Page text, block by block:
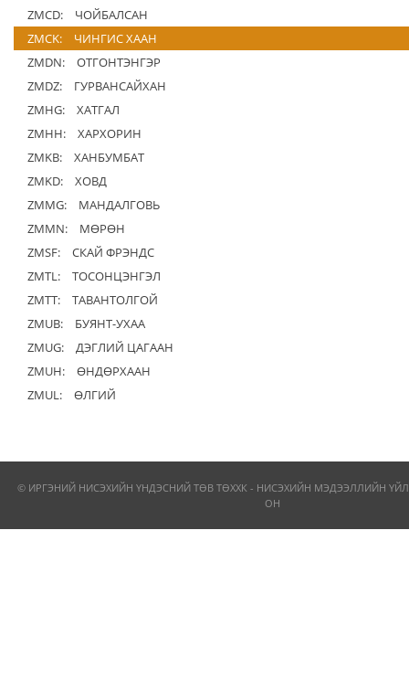
ZMCD:
ЧОЙБАЛСАН
ZMCK:
ЧИНГИС ХААН
ZMDN:
ОТГОНТЭНГЭР
ZMDZ:
ГУРВАНСАЙХАН
ZMHG:
ХАТГАЛ
ZMHH:
ХАРХОРИН
ZMKB:
ХАНБУМБАТ
ZMKD:
ХОВД
ZMMG:
МАНДАЛГОВЬ
ZMMN:
МӨРӨН
ZMSF:
СКАЙ ФРЭНДС
ZMTL:
ТОСОНЦЭНГЭЛ
ZMTT:
ТАВАНТОЛГОЙ
ZMUB:
БУЯНТ-УХАА
ZMUG:
ДЭГЛИЙ ЦАГААН
ZMUH:
ӨНДӨРХААН
ZMUL:
ӨЛГИЙ
© ИРГЭНИЙ НИСЭХИЙН ҮНДЭСНИЙ ТӨВ ТӨХХК - НИСЭХИЙН МЭДЭЭЛЛИЙН
ОН